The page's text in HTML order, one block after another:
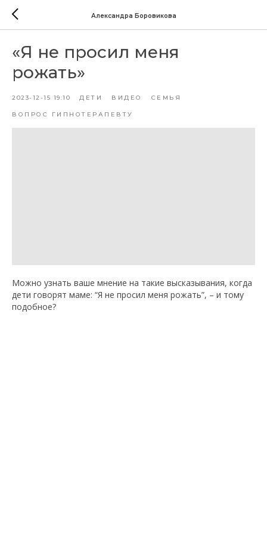
Александра Боровикова
«Я не просил меня
рожать»
2023-12-15 19:10 ДЕТИ ВИДЕО СЕМЬЯ
ВОПРОС ГИПНОТЕРАПЕВТУ
Можно узнать ваше мнение на такие высказывания, когда
дети говорят маме: “Я не просил меня рожать”, – и тому
подобное?